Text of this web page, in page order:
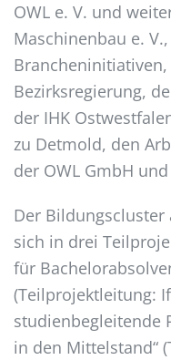
OWL e. V. und
Maschinenbau e.
Bezirksregierung,
der IHK
zu Detmold, den
der OWL GmbH
Der Bildungscluster
sich in drei
für
(Teilprojektleitung:
studienbegleitende
in den Mittelstand“